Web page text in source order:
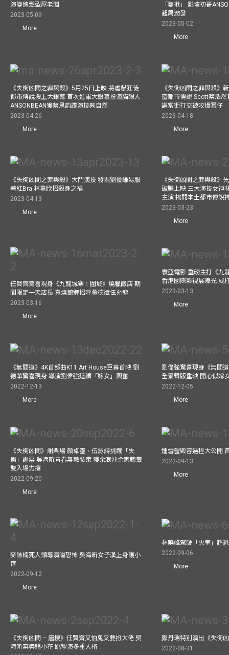
演變態髮型屋老闆
2023-05-09
More
「隻揪」 影壇初哥
起周潤發
2023-05-02
More
《失衡凶間之罪與殺》5月25日上映 將虐貓狂徒
都市傳說搬上大銀幕 首次進軍大銀幕扮演貓眼人
ANSONBEAN獲蔡思韵讚演技夠自然
2023-04-26
More
《失衡凶間之罪與殺》
密都市傳說 Scott蔡浩
謙當街打交被咬爆耳仔
2023-04-18
More
《失衡凶間之罪與殺》大鬥演技 發現劉俊謙易服
著紅Bra 林嘉欣招殺身之禍
2023-04-13
More
《失衡凶間之罪與殺》
破膽上映 三大演技女神
主演 揭開本土都市傳說
2023-03-23
More
任賢齊驚喜現身《九龍城寨：圍城》燒臘飯店 期
間限定一天店長 真燒鵝髀招呼黃德斌伍允龍
2023-03-16
More
寰亞電影 重磅主打《九
香港國際影視展曝光 成
2023-03-13
More
《無間道》4K首部曲K11 Art House巨幕首映 劉
德華驚喜現身 導演劉偉強延續「嫁女」興奮
2022-12-13
More
劉偉強驚喜現身《無間
全景聲版重映 開心似嫁
2022-12-05
More
《失衡凶間》謝票場 顏卓靈、伍詠詩挑戰「失
衡」謝票 吳海昕青春無敵裝束 獲余浪沖余家聰雙
雙入場力撐
2022-09-20
More
鍾雪瑩毁容過程大公開
2022-09-13
More
麥詠楠死人頭導演嗌恐怖 吳海昕女子漢上身護小
齊
2022-09-12
More
林曉峰駕駛「火車」超
2022-09-06
More
《失衡凶間 – 唐樓》任賢齊又怕鬼又要扮大佬 吳
海昕棄柔弱小花 跳掣演多重人格
鄭丹瑞特別演出《失衡
2022-08-31